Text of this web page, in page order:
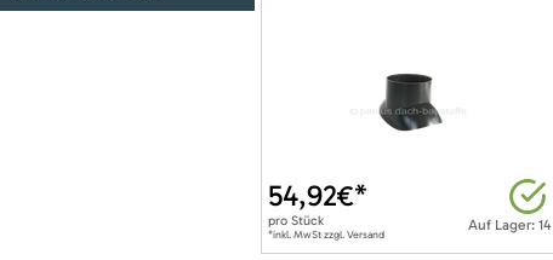
Auf Lager: 14
54,92€*
pro Stück
*inkl. MwSt zzgl. Versand